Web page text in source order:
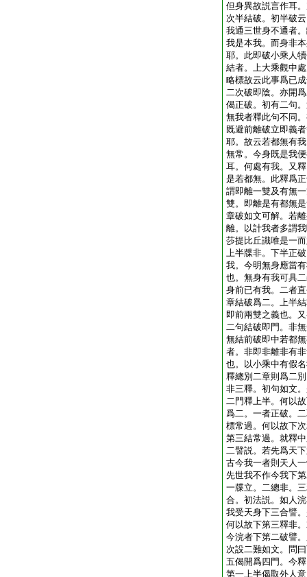
但身異故説言作耳
次半結破。初半破
我通三世身不通者
我是本我。而身非
耶。此即破小乘人
結者。上大乘觀中
略標故云此事爲已
二次破即陰。亦開
偈正破。初有二句
無我者釋此句不同
既避前離破立即義
耶。故云若都無有
無常。今身既是我
耳。何處有我。又
是若都無。此釋爲
謂即離一雙及有無
雙。即離是有都無
章破如文可解。若
離。以計我者多謂
莎提比丘識唯是一
上半牒非。下半正
我。今明無身應當
也。無身有我可具
身前已有我。二者
章結破爲二。上半
即前兩雙之義也。
二句結破即門。非
無結前破即中若都
者。非即非離非有
也。以小乘中有假
釋總別二章則爲二
非三釋。初句如文
二門釋上半。何以
爲二。一者正破。
標常過。何以故下
第三結常過。就釋
二譬説。若先爲天
古今我一者則天人
先世我不作今我下
一牒立。二總非。
合。初法説。如人
我受天身下三合譬
何以故下第三釋非
今浣者下第二破譬
次設二難如文。問
五偈開爲四門。今
第一上半偈取外人